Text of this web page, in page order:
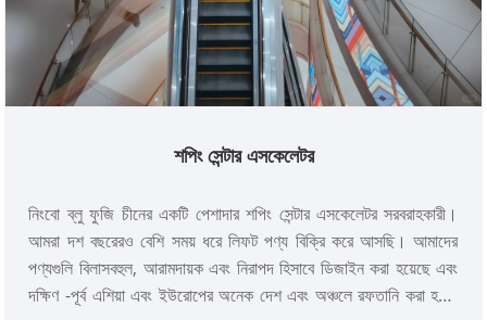
শপিং সেন্টার এসকেলেটর
নিংবো ব্লু ফুজি চীনের একটি পেশাদার শপিং সেন্টার এসকেলেটর সরবরাহকারী।
আমরা দশ বছরেরও বেশি সময় ধরে লিফট পণ্য বিক্রি করে আসছি। আমাদের
পণ্যগুলি বিলাসবহুল, আরামদায়ক এবং নিরাপদ হিসাবে ডিজাইন করা হয়েছে এবং
দক্ষিণ -পূর্ব এশিয়া এবং ইউরোপের অনেক দেশ এবং অঞ্চলে রফতানি করা হয়।